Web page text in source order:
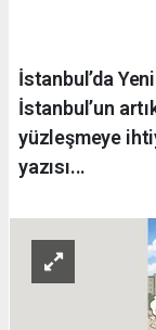
İstanbul’da
İstanbul’un
yüzleşmeye
yazısı...